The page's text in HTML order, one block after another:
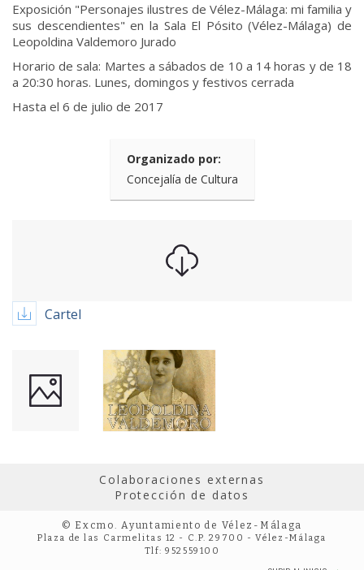
Exposición "Personajes ilustres de Vélez-Málaga: mi familia y
sus descendientes" en la Sala El Pósito (Vélez-Málaga) de
Leopoldina Valdemoro Jurado
Horario de sala: Martes a sábados de 10 a 14 horas y de 18
a 20:30 horas. Lunes, domingos y festivos cerrada
Hasta el 6 de julio de 2017
Organizado por:
Concejalía de Cultura
Cartel
Colaboraciones externas
Protección de datos
© Excmo. Ayuntamiento de Vélez-Málaga
Plaza de las Carmelitas 12 - C.P. 29700 - Vélez-Málaga
Tlf: 952559100